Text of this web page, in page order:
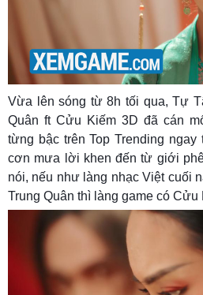
Vừa lên sóng từ 8h tối qua, Tự
Quân ft Cửu Kiếm 3D đã cán
từng bậc trên Top Trending
cơn mưa lời khen đến từ giới
nói, nếu như làng nhạc Việt cuối
Trung Quân thì làng game có Cửu